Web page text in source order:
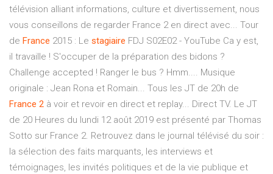
télévision alliant informations, culture et divertissement, nous
vous conseillons de regarder France 2 en direct avec... Tour
de France 2015 : Le stagiaire FDJ S02E02 - YouTube Ca y est,
il travaille ! S'occuper de la préparation des bidons ?
Challenge accepted ! Ranger le bus ? Hmm.... Musique
originale : Jean Rona et Romain... Tous les JT de 20h de
France 2 à voir et revoir en direct et replay... Direct TV. Le JT
de 20 Heures du lundi 12 août 2019 est présenté par Thomas
Sotto sur France 2. Retrouvez dans le journal télévisé du soir :
la sélection des faits marquants, les interviews et
témoignages, les invités politiques et de la vie publique et